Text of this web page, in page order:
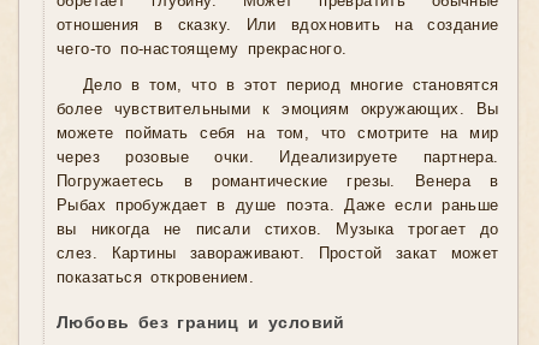
отношения в сказку. Или вдохновить на создание
чего-то по-настоящему прекрасного.
Дело в том, что в этот период многие становятся
более чувствительными к эмоциям окружающих. Вы
можете поймать себя на том, что смотрите на мир
через розовые очки. Идеализируете партнера.
Погружаетесь в романтические грезы. Венера в
Рыбах пробуждает в душе поэта. Даже если раньше
вы никогда не писали стихов. Музыка трогает до
слез. Картины завораживают. Простой закат может
показаться откровением.
Любовь без границ и условий